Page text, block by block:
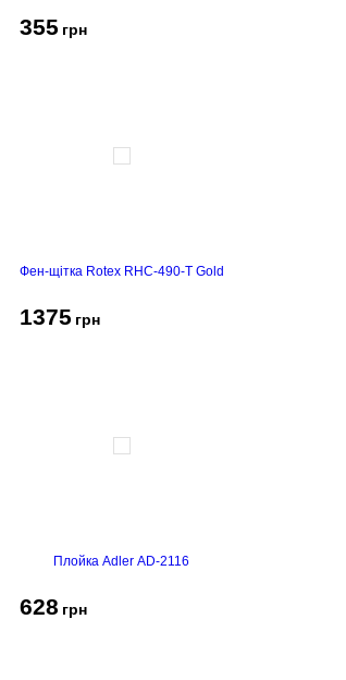
355 грн
Фен-щітка Rotex RHC-490-T Gold
1375 грн
Плойка Adler AD-2116
628 грн